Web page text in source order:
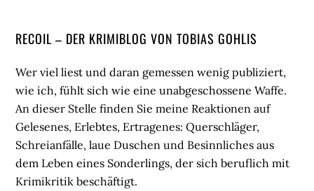
Seitenspalte
RECOIL – DER KRIMIBLOG VON TOBIAS GOHLIS
Wer viel liest und daran gemessen wenig publiziert,
wie ich, fühlt sich wie eine unabgeschossene Waffe.
An dieser Stelle finden Sie meine Reaktionen auf
Gelesenes, Erlebtes, Ertragenes: Querschläger,
Schreianfälle, laue Duschen und Besinnliches aus
dem Leben eines Sonderlings, der sich beruflich mit
Krimikritik beschäftigt.